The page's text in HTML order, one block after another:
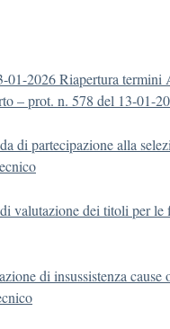
01-2026 Riapertura termini
– prot. n. 578 del 13-01-
di partecipazione alla
valutazione dei titoli per le
di insussistenza cause